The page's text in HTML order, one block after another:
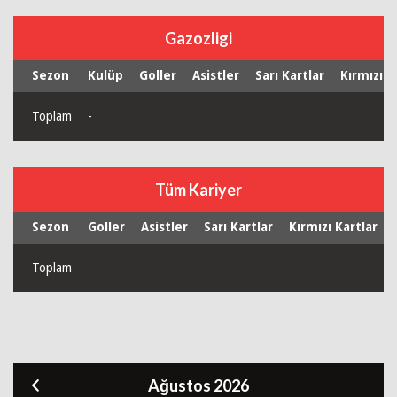
Gazozligi
Sezon Kulüp Goller Asistler Sarı Kartlar Kırmızı
Toplam -
Tüm Kariyer
Sezon Goller Asistler Sarı Kartlar Kırmızı Kartlar
Toplam
Ağustos 2026